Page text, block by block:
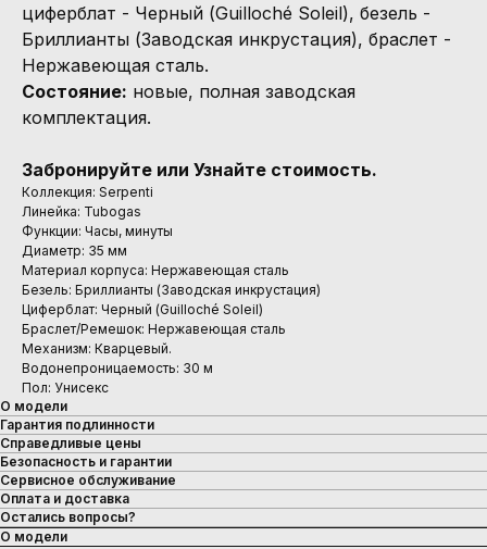
циферблат - Черный (Guilloché Soleil), безель -
Бриллианты (Заводская инкрустация), браслет -
Нержавеющая сталь.
Состояние: новые, полная заводская
комплектация.
Забронируйте или Узнайте стоимость.
Коллекция: Serpenti
Линейка: Tubogas
Функции: Часы, минуты
Диаметр: 35 мм
Материал корпуса: Нержавеющая сталь
Безель: Бриллианты (Заводская инкрустация)
Циферблат: Черный (Guilloché Soleil)
Браслет/Ремешок: Нержавеющая сталь
Механизм: Кварцевый.
Водонепроницаемость: 30 м
Пол: Унисекс
О модели
Гарантия подлинности
Справедливые цены
Безопасность и гарантии
Сервисное обслуживание
Оплата и доставка
Остались вопросы?
О модели